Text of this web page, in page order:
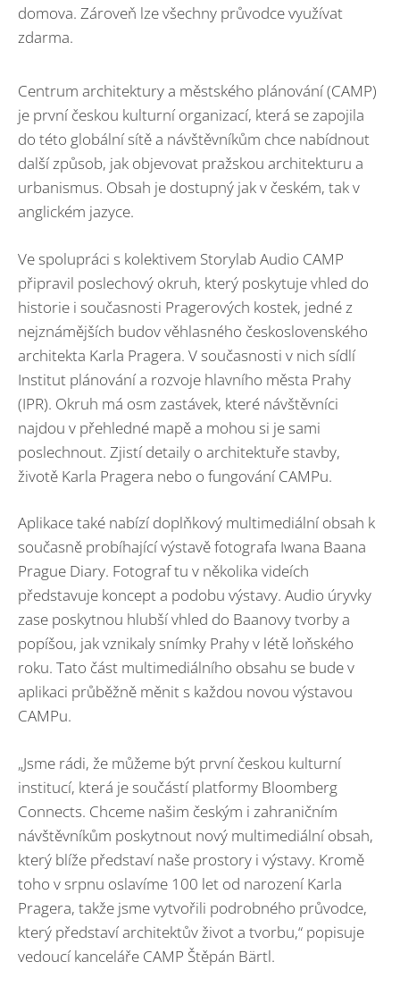
domova. Zároveň lze všechny průvodce využívat
zdarma.
Centrum architektury a městského plánování (CAMP)
je první českou kulturní organizací, která se zapojila
do této globální sítě a návštěvníkům chce nabídnout
další způsob, jak objevovat pražskou architekturu a
urbanismus. Obsah je dostupný jak v českém, tak v
anglickém jazyce.
Ve spolupráci s kolektivem Storylab Audio CAMP
připravil poslechový okruh, který poskytuje vhled do
historie i současnosti Pragerových kostek, jedné z
nejznámějších budov věhlasného československého
architekta Karla Pragera. V současnosti v nich sídlí
Institut plánování a rozvoje hlavního města Prahy
(IPR). Okruh má osm zastávek, které návštěvníci
najdou v přehledné mapě a mohou si je sami
poslechnout. Zjistí detaily o architektuře stavby,
životě Karla Pragera nebo o fungování CAMPu.
Aplikace také nabízí doplňkový multimediální obsah k
současně probíhající výstavě fotografa Iwana Baana
Prague Diary. Fotograf tu v několika videích
představuje koncept a podobu výstavy. Audio úryvky
zase poskytnou hlubší vhled do Baanovy tvorby a
popíšou, jak vznikaly snímky Prahy v létě loňského
roku. Tato část multimediálního obsahu se bude v
aplikaci průběžně měnit s každou novou výstavou
CAMPu.
„Jsme rádi, že můžeme být první českou kulturní
institucí, která je součástí platformy Bloomberg
Connects. Chceme našim českým i zahraničním
návštěvníkům poskytnout nový multimediální obsah,
který blíže představí naše prostory i výstavy. Kromě
toho v srpnu oslavíme 100 let od narození Karla
Pragera, takže jsme vytvořili podrobného průvodce,
který představí architektův život a tvorbu,“ popisuje
vedoucí kanceláře CAMP Štěpán Bärtl.